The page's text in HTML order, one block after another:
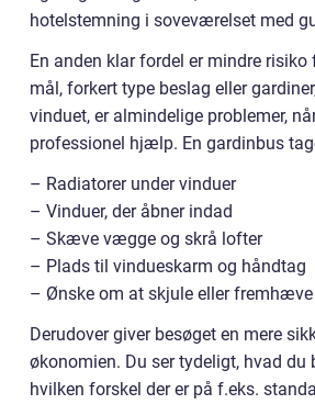
hotelstemning i soveværelset med
En anden klar fordel er mindre risiko
mål, forkert type beslag eller
vinduet, er almindelige problemer,
professionel hjælp. En gardinbus
– Radiatorer under vinduer
– Vinduer, der åbner indad
– Skæve vægge og skrå lofter
– Plads til vindueskarm og håndtag
– Ønske om at skjule eller
Derudover giver besøget en mere
økonomien. Du ser tydeligt, hvad du
hvilken forskel der er på f.eks.